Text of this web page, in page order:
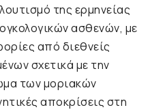
της ερμηνείας
ασθενών, με
από διεθνείς
σχετικά με την
των μοριακών
αποκρίσεις στη